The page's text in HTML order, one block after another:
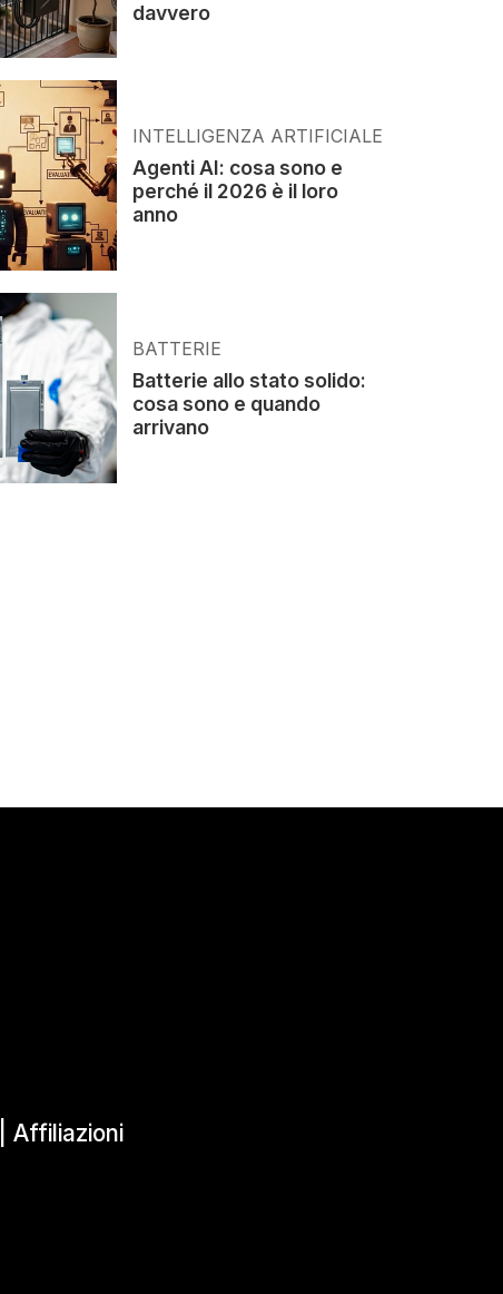
davvero
INTELLIGENZA ARTIFICIALE
Agenti AI: cosa sono e
perché il 2026 è il loro
anno
BATTERIE
Batterie allo stato solido:
cosa sono e quando
arrivano
Affiliazioni